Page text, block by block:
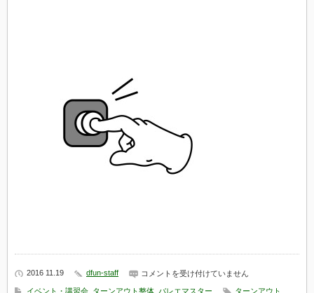
2016 11.19 dfun-staff
（無
コメントを受け付けていません
イベント・講習会 ターンアウト整体 バレエマスター ターンアウト